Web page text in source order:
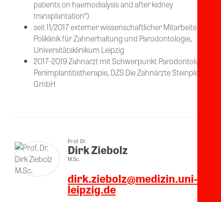
patients on haemodialysis and after kidney
transplantation“)
seit 11/2017 externer wissenschaftlicher Mitarbeiter an
Poliklinik für Zahnerhaltung und Parodontologie,
Universitätsklinikum Leipzig
2017–2019 Zahnarzt mit Schwerpunkt Parodontologie
Periimplantitistherapie, DZS Die Zahnärzte Steinpleis MVZ
GmbH
Prof. Dr.
Dirk Ziebolz
M.Sc.
dirk.ziebolz@medizin.uni-
leipzig.de